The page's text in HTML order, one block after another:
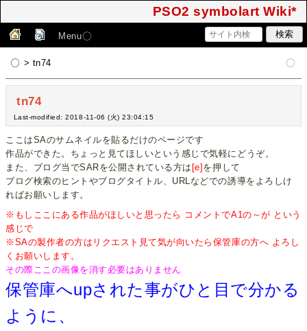
PSO2 symbolart Wiki*
Menu
> tn74
tn74
Last-modified: 2018-11-06 (火) 23:04:15
ここはSAのサムネイルを貼るだけのページです
作品ができた。ちょっと見てほしいという感じで気軽にどうぞ。
また、ブログ当でSARを公開されている方は [e]を押して
ブログ検索のヒントやブログタイトル、URLなどでの誘導をよろしけ
ればお願いします。
※もしここにある作品がほしいと思ったら コメントでA1の～が という
感じで
※SAの製作者の方はリクエスト見て気が向いたら保管庫の方へ よろし
くお願いします。
その際ここの画像を消す必要はありません
保管庫へupされた事がひと目で分かる
ように、